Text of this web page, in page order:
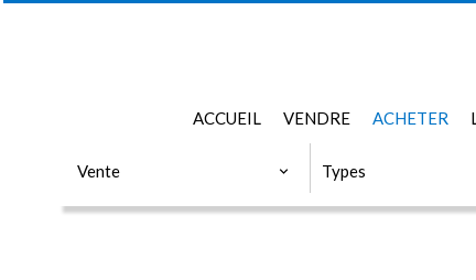
ACCUEIL VENDRE ACHETER
Vente Types